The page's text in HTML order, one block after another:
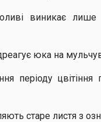
виникає лише
юка на
періоду цвітіння
старе листя з